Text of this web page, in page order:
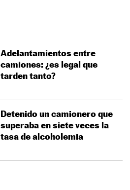
Adelantamientos entre
camiones: ¿es legal que
tarden tanto?
Detenido un camionero que
superaba en siete veces la
tasa de alcoholemia